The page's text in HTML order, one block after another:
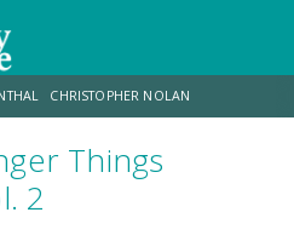
CHRISTOPHER NOLAN
ODISSEA JACOB BATALON
Things
2